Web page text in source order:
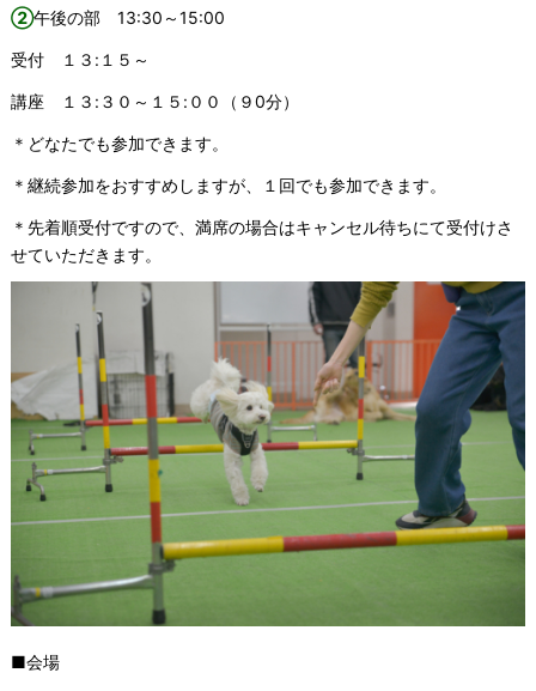
②午後の部 13:30～15:00
受付 １３:１５～
講座 １３:３０～１５:００（９0分）
＊どなたでも参加できます。
＊継続参加をおすすめしますが、１回でも参加できます。
＊先着順受付ですので、満席の場合はキャンセル待ちにて受付けさ
せていただきます。
■会場